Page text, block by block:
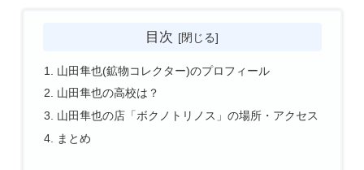
目次
山田隼也(鉱物コレクター)のプロフィール
山田隼也の高校は？
山田隼也の店「ボクノトリノス」の場所・アクセス
まとめ